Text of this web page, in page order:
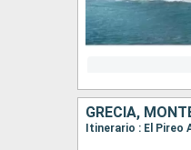
GRECIA,
Itinerario : El Pireo